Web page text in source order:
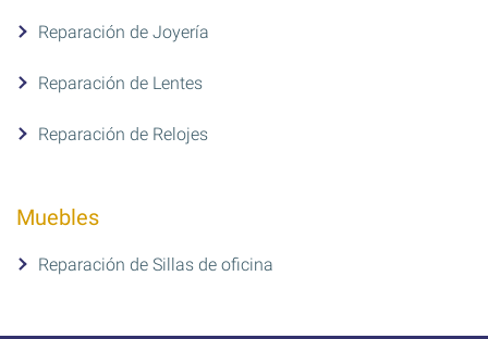
Reparación de Joyería
Reparación de Lentes
Reparación de Relojes
Muebles
Reparación de Sillas de oficina